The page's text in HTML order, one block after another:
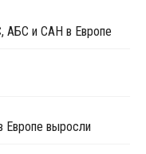
АБС и САН в Европе
Европе выросли